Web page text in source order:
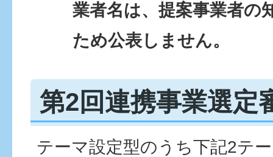
業者名は、提案事業者の
ため公表しません。
第2回連携事業選定
テーマ設定型のうち下記2テ